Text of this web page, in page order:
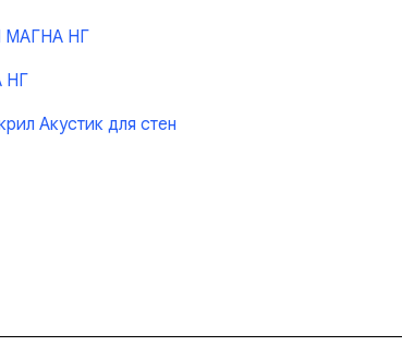
МАГНА НГ
НГ
Акустик для стен